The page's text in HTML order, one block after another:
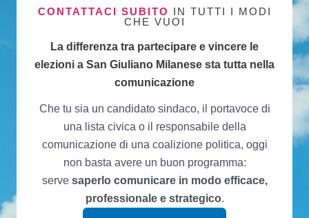
CONTATTACI SUBITO IN TUTTI I MODI
CHE VUOI
La differenza tra partecipare e vincere le
elezioni a San Giuliano Milanese sta tutta nella
comunicazione
Che tu sia un candidato sindaco, il portavoce di
una lista civica o il responsabile della
comunicazione di una coalizione politica, oggi
non basta avere un buon programma:
serve saperlo comunicare in modo efficace,
professionale e strategico.